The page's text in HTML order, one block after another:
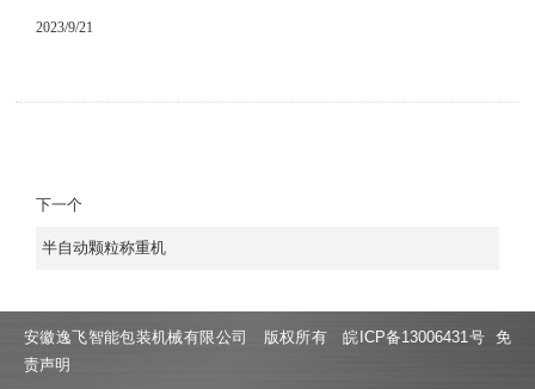
2023/9/21
下一个
半自动颗粒称重机
安徽逸飞智能包装机械有限公司 版权所有皖ICP备13006431号
免
责声明